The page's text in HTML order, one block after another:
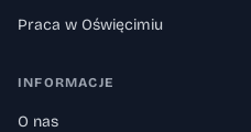
Praca w Oświęcimiu
INFORMACJE
O nas